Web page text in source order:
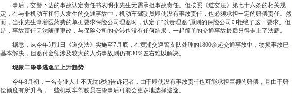
事后，交警下达的事故认定责任书表明张先生无需承担事故责任。但按照《道交法》第七十六条的相关规
定，在与非机动车和行人发生的交通事故中，机动车驾驶员即使没有事故责任，也必须承担一定的赔偿责任。然
而，当张先生拿着医药费的单据要求保险公司理赔时，认定了“以责理赔”原则的保险公司却拒绝了这一要求。但
是，事故责任无法随便更改，与保险公司的交涉也没有任何结果，一起简单的交通事故最后只得走上了法庭。
据悉，从今年5月1日《道交法》实施至7月底，在黄浦交巡警支队处理的1800余起交通事故中，物损事故已
基本解决，但赔付金额涉及较大的人伤事故则仍有30％左右难以解决。
现象二肇事逃逸呈上升趋势
今年8月初，一名专业人士不无忧虑地告诉记者，由于即使没有事故责任也可能承担巨额的赔偿，且由于赔
偿额度有所升高，一些机动车驾驶员在肇事后可能会更多地选择逃逸。